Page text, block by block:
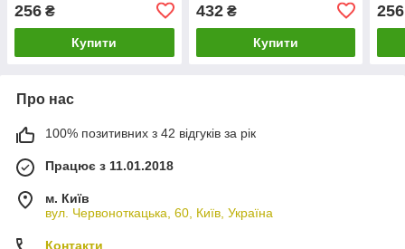
256 ₴
Купити
432₴
Купити
256
Про нас
100% позитивних з 42 відгуків за рік
Працює з 11.01.2018
м. Київ
вул. Червоноткацька, 60, Київ, Україна
Контакти